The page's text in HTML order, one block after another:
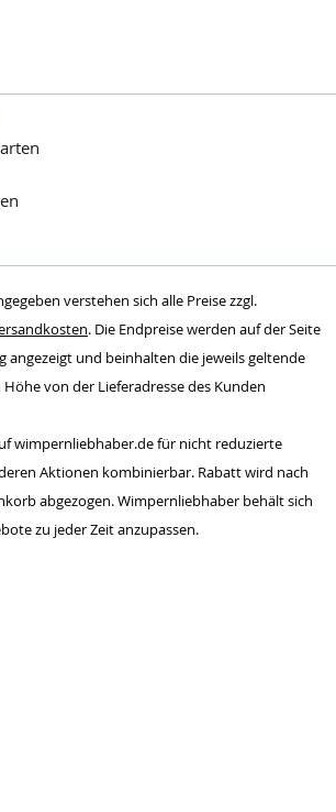
Dormagen,
www.wimpernlieb
Deutschland
verstehen sich alle Preise zzgl.
. Die Endpreise werden auf der Seite
angezeigt und beinhalten die jeweils geltende
von der Lieferadresse des Kunden
wimpernliebhaber.de für nicht reduzierte
Aktionen kombinierbar. Rabatt wird nach
abgezogen. Wimpernliebhaber behält sich
zu jeder Zeit anzupassen.